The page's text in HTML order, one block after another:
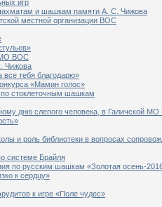
игр
и шашкам памяти А. С. Чижова
местной организации ВОС
МО ВОС
Чижова
все тебя благодарю»
«Мамин голос»
стоклеточным шашкам
дню слепого человека, в Галичской
и роль библиотеки в вопросах
системе Брайля
по русским шашкам «Золотая осень-
к сердцу»
к игре «Поле чудес»